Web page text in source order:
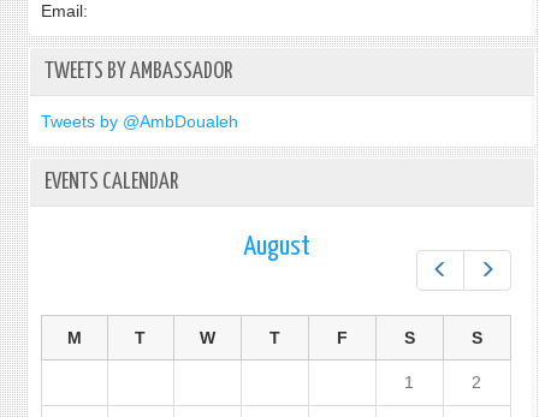
Email:
TWEETS BY AMBASSADOR
Tweets by @AmbDoualeh
EVENTS CALENDAR
August
M T W T F S S
1 2